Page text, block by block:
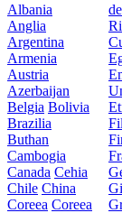
Albania
Anglia
Argentina
Armenia
Austria
Azerbaijan
Belgia Bolivia
Brazilia
Buthan
Cambogia
Canada Cehia
Chile China
Coreea Coreea